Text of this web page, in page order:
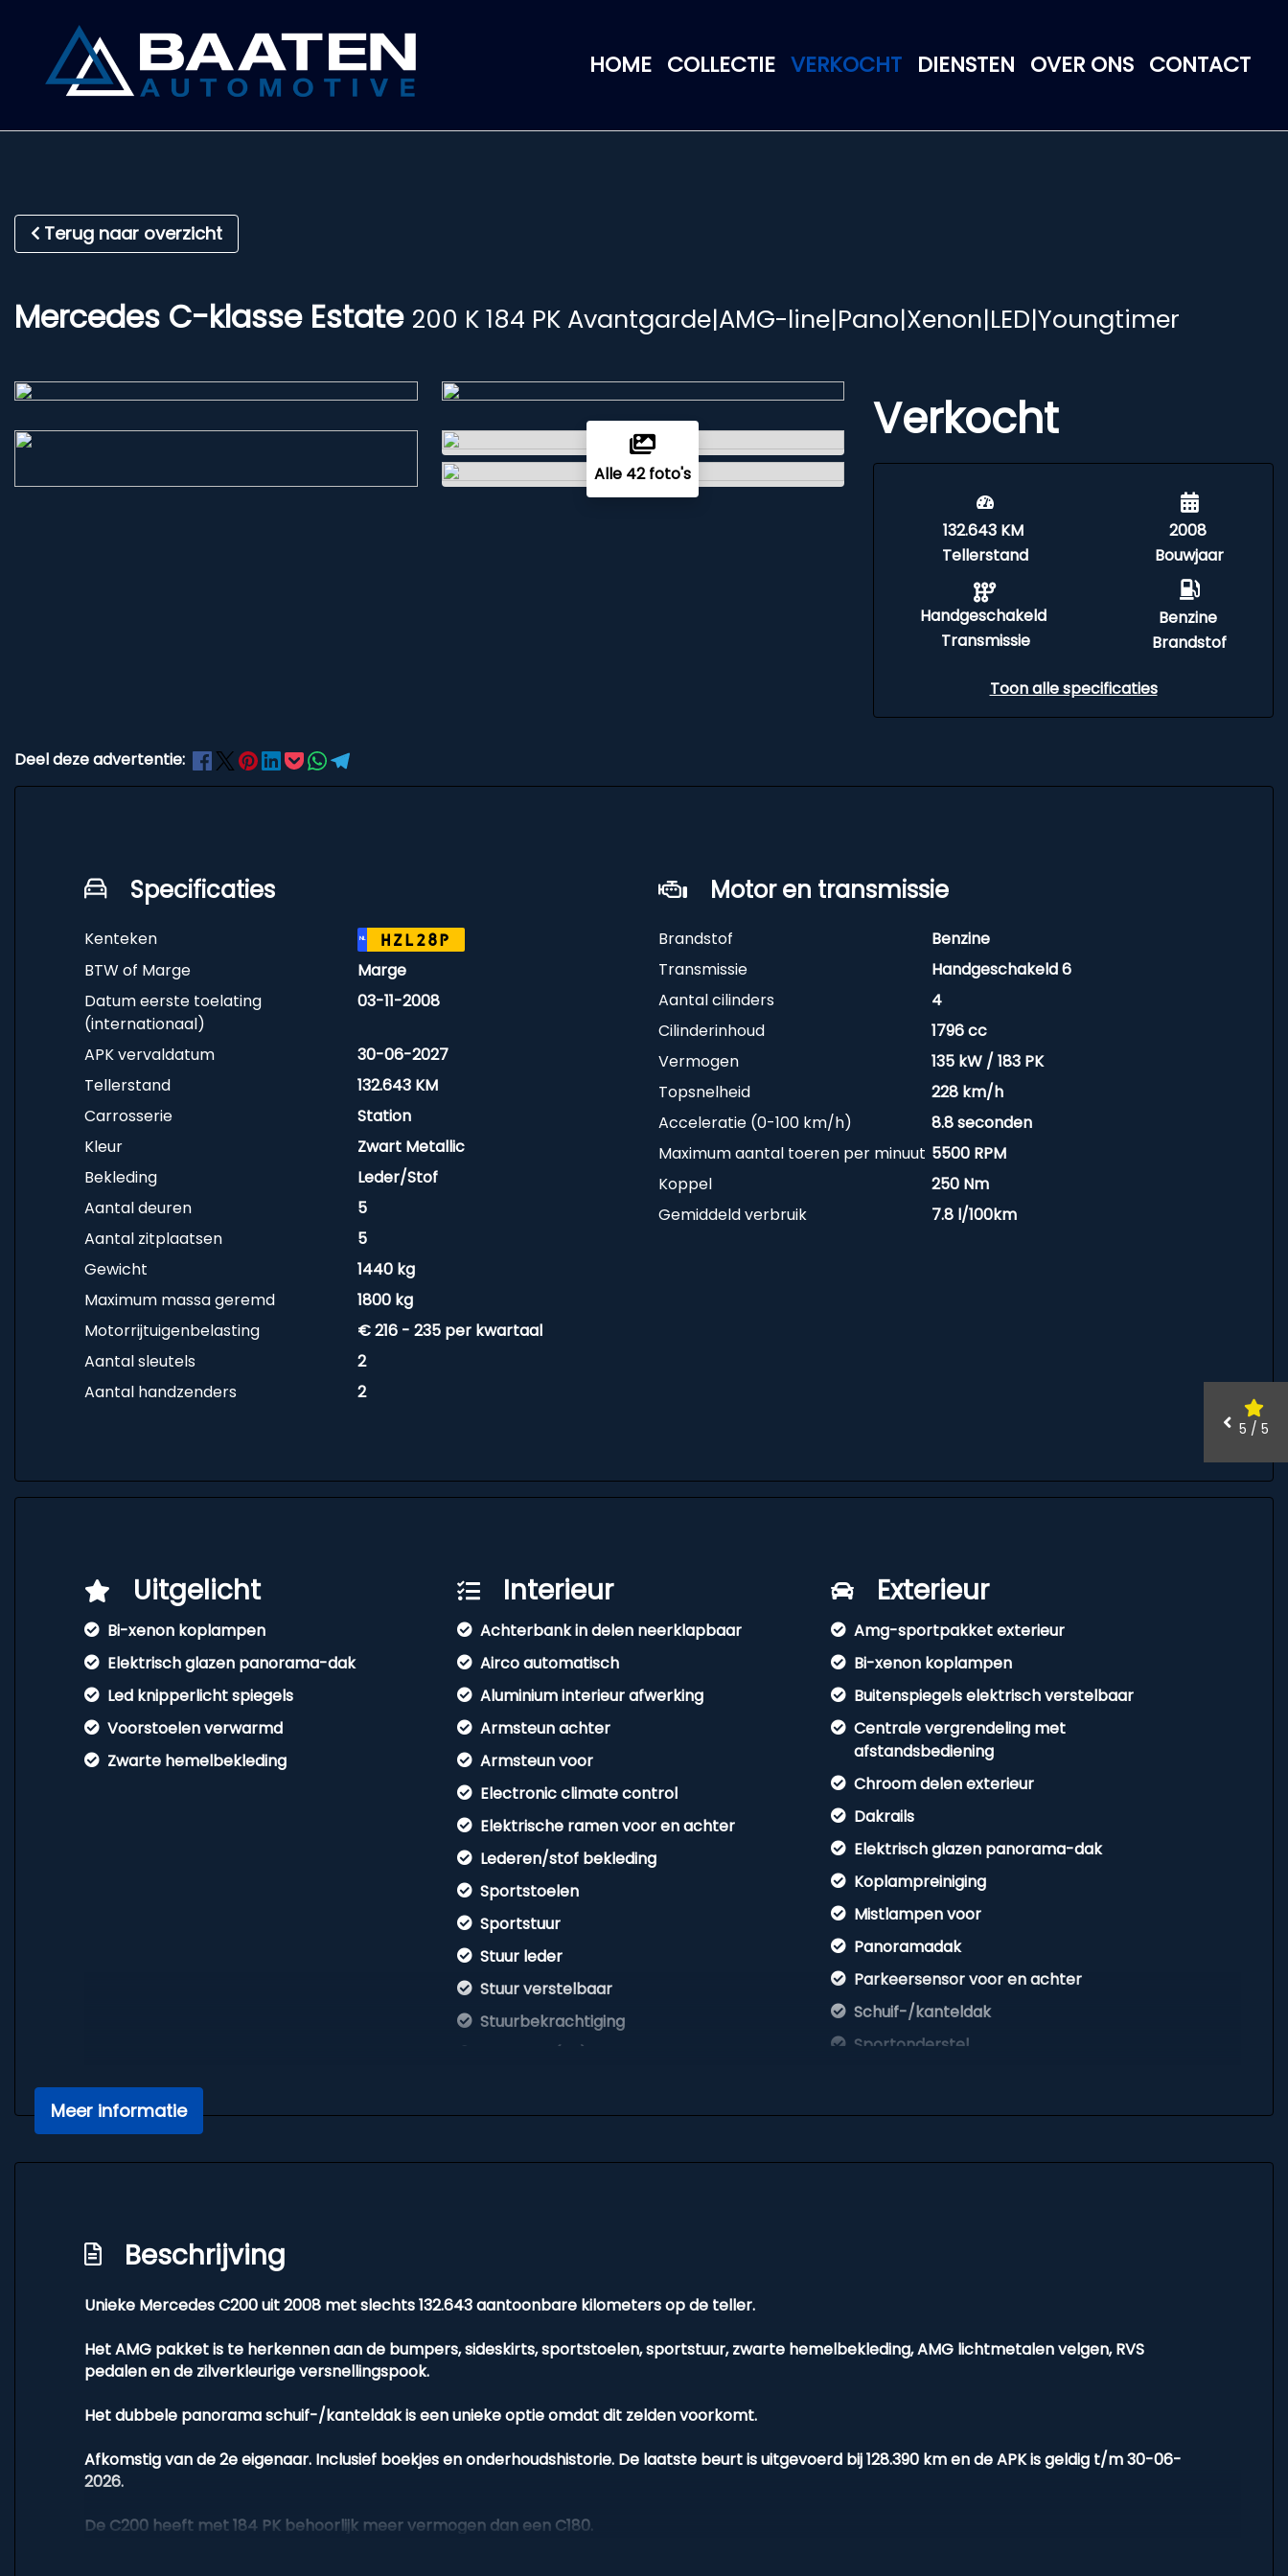
HOME COLLECTIE VERKOCHT DIENSTEN OVER ONS CONTACT
Terug naar overzicht
Mercedes C-klasse Estate 200 K 184 PK Avantgarde|AMG-line|Pano|Xenon|LED|Youngtimer
Alle 42 foto's
Verkocht
132.643 KM
Tellerstand
Handgeschakeld
Transmissie
2008
Bouwjaar
Benzine
Brandstof
Toon alle specificaties
Deel deze advertentie:
Specificaties
Kenteken NL HZL28P
BTW of Marge
Marge
Datum eerste toelating
(internationaal)
03-11-2008
APK vervaldatum
30-06-2027
Tellerstand
132.643 KM
Carrosserie
Station
Kleur
Zwart Metallic
Bekleding
Leder/Stof
Aantal deuren
5
Aantal zitplaatsen
5
Gewicht
1440 kg
Maximum massa geremd
1800 kg
Motorrijtuigenbelasting
€ 216 - 235 per kwartaal
Aantal sleutels
2
Aantal handzenders
2
Motor en transmissie
Brandstof
Benzine
Transmissie
Handgeschakeld 6
Aantal cilinders
4
Cilinderinhoud
1796 cc
Vermogen
135 kW / 183 PK
Topsnelheid
228 km/h
Acceleratie (0-100 km/h)
8.8 seconden
Maximum aantal toeren per minuut 5500 RPM
Koppel
250 Nm
Gemiddeld verbruik
7.8 l/100km
Uitgelicht
Bi-xenon koplampen
Elektrisch glazen panorama-dak
Led knipperlicht spiegels
Voorstoelen verwarmd
Zwarte hemelbekleding
Interieur
Achterbank in delen neerklapbaar
Airco automatisch
Aluminium interieur afwerking
Armsteun achter
Armsteun voor
Electronic climate control
Elektrische ramen voor en achter
Lederen/stof bekleding
Sportstoelen
Sportstuur
Stuur leder
Stuur verstelbaar
Stuurbekrachtiging
Overige
2e eigenaar
Anti doorslip regeling
Bestuurdersairbag
Bluetooth voor bellen
Geventileerde en geperforeerde remschijven voor
Led knipperlicht spiegels
Ovaal rvs uitlaatsierstuk
Exterieur
Amg-sportpakket exterieur
Bi-xenon koplampen
Buitenspiegels elektrisch verstelbaar
Centrale vergrendeling met
afstandsbediening
Chroom delen exterieur
Dakrails
Elektrisch glazen panorama-dak
Koplampreiniging
Mistlampen voor
Panoramadak
Parkeersensor voor en achter
Schuif-/kanteldak
Sportonderstel
Meer informatie
Beschrijving
Unieke Mercedes C200 uit 2008 met slechts 132.643 aantoonbare kilometers op de teller.
Het AMG pakket is te herkennen aan de bumpers, sideskirts, sportstoelen, sportstuur, zwarte hemelbekleding, AMG lichtmetalen velgen, RVS
pedalen en de zilverkleurige versnellingspook.
Het dubbele panorama schuif-/kanteldak is een unieke optie omdat dit zelden voorkomt.
Afkomstig van de 2e eigenaar. Inclusief boekjes en onderhoudshistorie. De laatste beurt is uitgevoerd bij 128.390 km en de APK is geldig t/m 30-06-
2026.
De C200 heeft met 184 PK behoorlijk meer vermogen dan een C180.
5 / 5